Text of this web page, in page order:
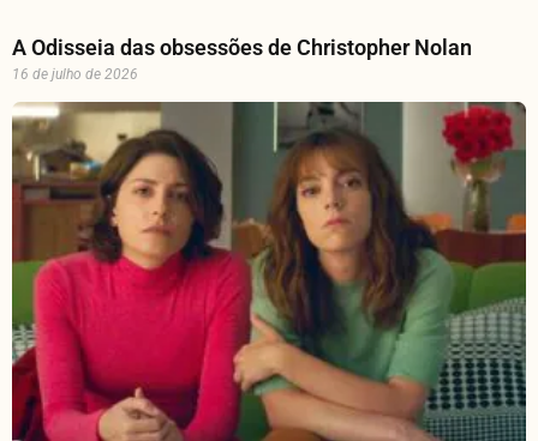
A Odisseia das obsessões de Christopher Nolan
16 de julho de 2026